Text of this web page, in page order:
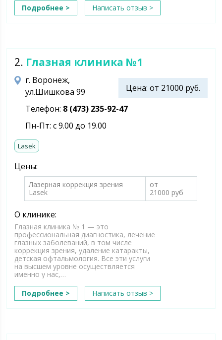
Подробнее >
Написать отзыв >
2. Глазная клиника №1
Цена: от 21000 руб.
г. Воронеж,
ул.Шишкова 99
Телефон: 8 (473) 235-92-47
Пн-Пт: с 9.00 до 19.00
Lasek
Цены:
Лазерная коррекция зрения
Lasek
от
21000 руб
О клинике:
Глазная клиника № 1 — это
профессиональная диагностика, лечение
глазных заболеваний, в том числе
коррекция зрения, удаление катаракты,
детская офтальмология. Все эти услуги
на высшем уровне осуществляется
именно у нас,…
Подробнее >
Написать отзыв >